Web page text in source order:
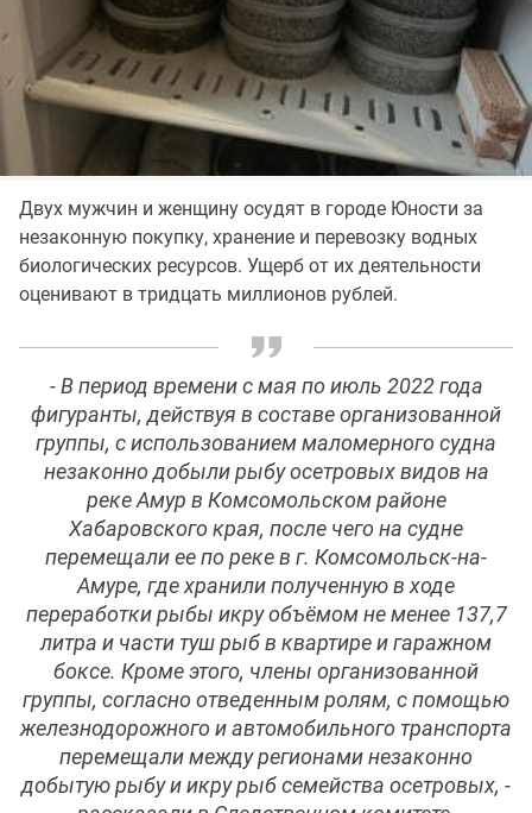
Двух мужчин и женщину осудят в городе Юности за
незаконную покупку, хранение и перевозку водных
биологических ресурсов. Ущерб от их деятельности
оценивают в тридцать миллионов рублей.
- В период времени с мая по июль 2022 года
фигуранты, действуя в составе организованной
группы, с использованием маломерного судна
незаконно добыли рыбу осетровых видов на
реке Амур в Комсомольском районе
Хабаровского края, после чего на судне
перемещали ее по реке в г. Комсомольск-на-
Амуре, где хранили полученную в ходе
переработки рыбы икру объёмом не менее 137,7
литра и части туш рыб в квартире и гаражном
боксе. Кроме этого, члены организованной
группы, согласно отведенным ролям, с помощью
железнодорожного и автомобильного транспорта
перемещали между регионами незаконно
добытую рыбу и икру рыб семейства осетровых, -